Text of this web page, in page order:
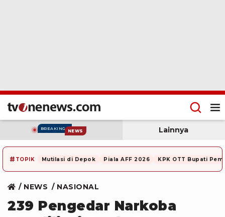
BREAKING NEWS Lainnya
# TOPIK Mutilasi di Depok Piala AFF 2026 KPK OTT Bupati
NEWS NASIONAL
239 Pengedar Narkoba